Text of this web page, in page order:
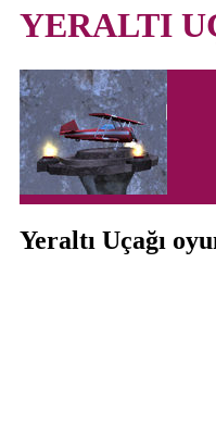
YERALTI
Yeraltı Uçağı